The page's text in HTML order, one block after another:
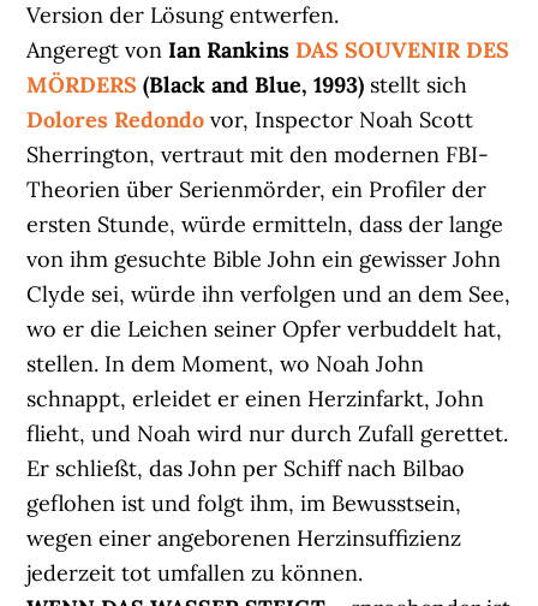
Version der Lösung entwerfen.
Angeregt vonIan Rankins DAS SOUVENIR DES
MÖRDERS (Black and Blue, 1993) stellt sich
Dolores Redondo vor, Inspector Noah Scott
Sherrington, vertraut mit den modernen FBI-
Theorien über Serienmörder, ein Profiler der
ersten Stunde, würde ermitteln, dass der lange
von ihm gesuchte Bible John ein gewisser John
Clyde sei, würde ihn verfolgen und an dem See,
wo er die Leichen seiner Opfer verbuddelt hat,
stellen. In dem Moment, wo Noah John
schnappt, erleidet er einen Herzinfarkt, John
flieht, und Noah wird nur durch Zufall gerettet.
Er schließt, das John per Schiff nach Bilbao
geflohen ist und folgt ihm, im Bewusstsein,
wegen einer angeborenen Herzinsuffizienz
jederzeit tot umfallen zu können.